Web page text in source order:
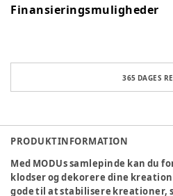
Finansieringsmuligheder
365 DAGES
PRODUKTINFORMATION
Med MODUs samlepinde kan du
klodser og dekorere dine
gode til at stabilisere kreationer,